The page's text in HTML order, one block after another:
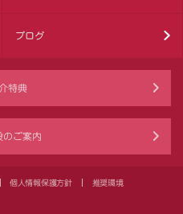
ブログ
特典
のご案内
個人情報保護方針 推奨環境